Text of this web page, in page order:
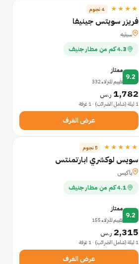
★★★★ 4 نجوم
فريزر سويتس جينيفا
سيتيه
4.3 كم من مطار جنيف
9.2
ممتاز
تقييم للنزلاء 332
1,782 ر.س
1 ليلة (شامل الضرائب) · 1 غرفة
عرض الغرف
★★★★★ 5 نجوم
سويس لوكشري ابارتمنتس
باكيس
4.1 كم من مطار جنيف
9.2
ممتاز
تقييم للنزلاء 155
2,315 ر.س
1 ليلة (شامل الضرائب) · 1 غرفة
عرض الغرف